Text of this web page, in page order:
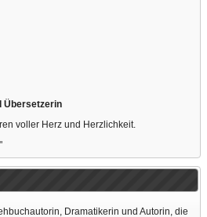
Übersetzerin
voller Herz und Herzlichkeit.
Dramatikerin und Autorin, die